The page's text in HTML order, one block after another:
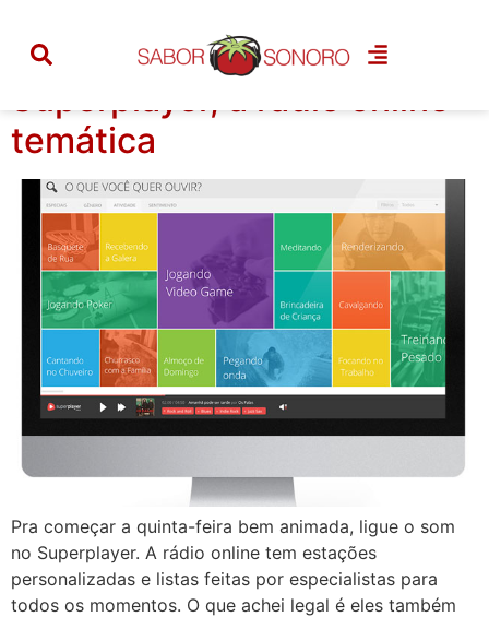
Tag: música
Superplayer, a rádio online
temática
Pra começar a quinta-feira bem animada, ligue o som
no Superplayer. A rádio online tem estações
personalizadas e listas feitas por especialistas para
todos os momentos. O que achei legal é eles também